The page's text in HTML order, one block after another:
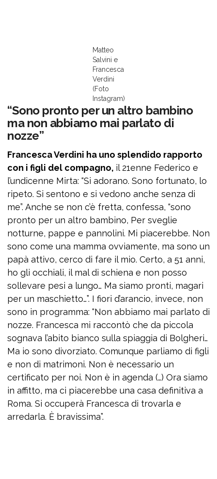
Matteo
Salvini e
Francesca
Verdini
(Foto
Instagram)
“Sono pronto per un altro bambino
ma non abbiamo mai parlato di
nozze”
Francesca Verdini ha uno splendido rapporto
con i figli del compagno, il 21enne Federico e
l’undicenne Mirta: “Si adorano. Sono fortunato, lo
ripeto. Si sentono e si vedono anche senza di
me”. Anche se non c’è fretta, confessa, “sono
pronto per un altro bambino, Per sveglie
notturne, pappe e pannolini. Mi piacerebbe. Non
sono come una mamma ovviamente, ma sono un
papà attivo, cerco di fare il mio. Certo, a 51 anni,
ho gli occhiali, il mal di schiena e non posso
sollevare pesi a lungo… Ma siamo pronti, magari
per un maschietto…”. I fiori d’arancio, invece, non
sono in programma: “Non abbiamo mai parlato di
nozze. Francesca mi raccontò che da piccola
sognava l’abito bianco sulla spiaggia di Bolgheri…
Ma io sono divorziato. Comunque parliamo di figli
e non di matrimoni. Non è necessario un
certificato per noi. Non è in agenda (…) Ora siamo
in affitto, ma ci piacerebbe una casa definitiva a
Roma. Si occuperà Francesca di trovarla e
arredarla. È bravissima”.